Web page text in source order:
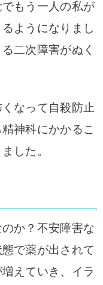
もう一人の私が
ようになりまし
二次障害がぬく
なって自殺防止
神科にかかるこ
した。
か？不安障害な
で薬が出されて
えていき、イラ